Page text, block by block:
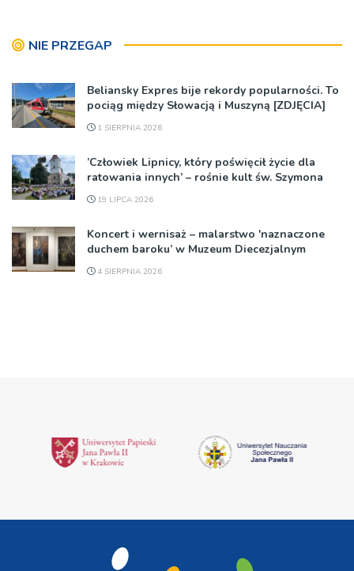
NIE PRZEGAP
Beliansky Expres bije rekordy popularności. To
pociąg między Słowacją i Muszyną [ZDJĘCIA]
1 SIERPNIA 2026
’Człowiek Lipnicy, który poświęcił życie dla
ratowania innych’ – rośnie kult św. Szymona
19 LIPCA 2026
Koncert i wernisaż – malarstwo 'naznaczone
duchem baroku’ w Muzeum Diecezjalnym
4 SIERPNIA 2026